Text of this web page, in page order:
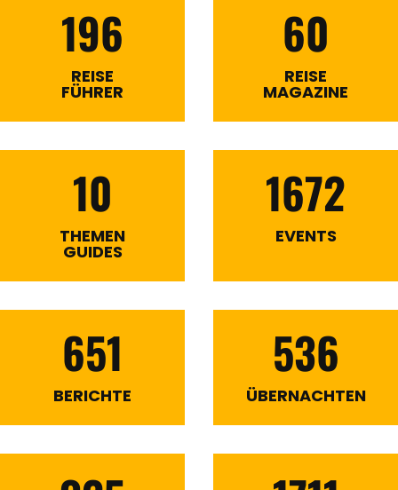
196
REISE
FÜHRER
60
REISE
MAGAZINE
10
THEMEN
GUIDES
1672
EVENTS
651
BERICHTE
536
ÜBERNACHTEN